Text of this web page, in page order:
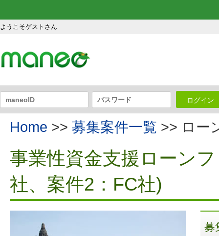
ようこそゲストさん
ログイン
Home >> 募集案件一覧 >> ロー
事業性資金支援ローン
社、案件2：FC社)
募